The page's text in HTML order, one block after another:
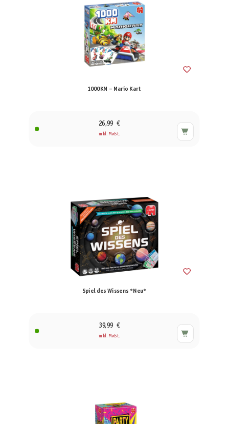
1000KM – Mario Kart
26,99 €
inkl. MwSt.
Spiel des Wissens *Neu*
39,99 €
inkl. MwSt.